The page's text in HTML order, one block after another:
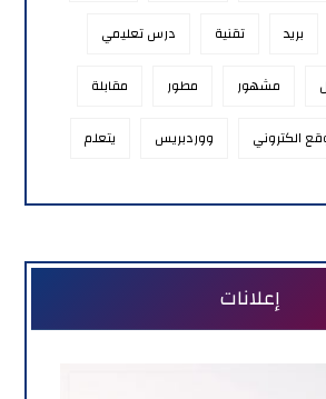
بريد تقنية درس تعليمي
مشهور مطور مقابلة
الكتروني ووردبريس يتعلم
إعلانات